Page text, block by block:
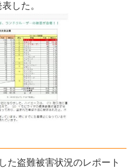
した。
た盗難被害状況のレポート